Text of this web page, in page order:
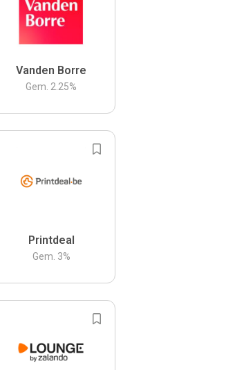
Vanden Borre
Gem. 2.25%
Printdeal
Gem. 3%